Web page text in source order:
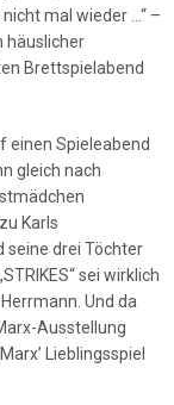
mal wieder …“ –
häuslicher
Brettspielabend
einen Spieleabend
gleich nach
Karls
seine drei Töchter
sei wirklich
Und da
Ausstellung
Lieblingsspiel